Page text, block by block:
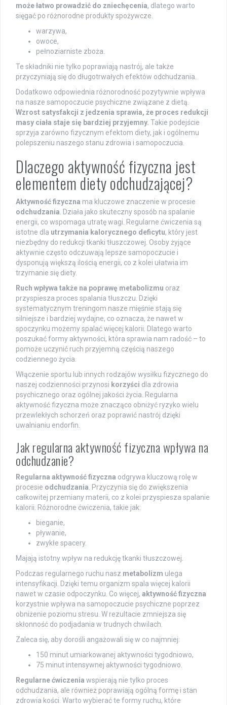
może łatwo prowadzić do zniechęcenia, dlatego warto
sięgać po różnorodne produkty spożywcze.
warzywa,
owoce,
pełnoziarniste zboża.
Te składniki nie tylko poprawiają nastrój, ale także
przyczyniają się do długotrwałych efektów odchudzania.
Dodatkowo odpowiednia różnorodność pozytywnie wpływa
na nasze samopoczucie psychiczne związane z dietą.
Wzrost satysfakcji z jedzenia sprawia, że proces redukcji
masy ciała staje się bardziej przyjemny. Takie podejście
sprzyja zarówno fizycznym efektom diety, jak i ogólnemu
polepszeniu naszego stanu zdrowia i samopoczucia.
Dlaczego aktywność fizyczna jest
elementem diety odchudzającej?
Aktywność fizyczna ma kluczowe znaczenie w procesie
odchudzania . Działa jako skuteczny sposób na spalanie
energii, co wspomaga utratę wagi. Regularne ćwiczenia są
istotne dla utrzymania kalorycznego deficytu, który jest
niezbędny do redukcji tkanki tłuszczowej. Osoby żyjące
aktywnie często odczuwają lepsze samopoczucie i
dysponują większą ilością energii, co z kolei ułatwia im
trzymanie się diety.
Ruch wpływa także na poprawę metabolizmu oraz
przyspiesza proces spalania tłuszczu. Dzięki
systematycznym treningom nasze mięśnie stają się
silniejsze i bardziej wydajne, co oznacza, że nawet w
spoczynku możemy spalać więcej kalorii. Dlatego warto
poszukać formy aktywności, która sprawia nam radość – to
pomoże uczynić ruch przyjemną częścią naszego
codziennego życia.
Włączenie sportu lub innych rodzajów wysiłku fizycznego do
naszej codzienności przynosi korzyści dla zdrowia
psychicznego oraz ogólnej jakości życia. Regularna
aktywność fizyczna może znacząco obniżyć ryzyko wielu
przewlekłych schorzeń oraz poprawić nastrój dzięki
uwalnianiu endorfin.
Jak regularna aktywność fizyczna wpływa na
odchudzanie?
Regularna aktywność fizyczna odgrywa kluczową rolę w
procesie odchudzania . Przyczynia się do zwiększenia
całkowitej przemiany materii, co z kolei przyspiesza spalanie
kalorii. Różnorodne ćwiczenia, takie jak:
bieganie,
pływanie,
zwykłe spacery.
Majają istotny wpływ na redukcję tkanki tłuszczowej.
Podczas regularnego ruchu nasz metabolizm ulega
intensyfikacji. Dzięki temu organizm spala więcej kalorii
nawet w czasie odpoczynku. Co więcej, aktywność fizyczna
korzystnie wpływa na samopoczucie psychiczne poprzez
obniżenie poziomu stresu. W rezultacie zmniejsza się
skłonność do podjadania w trudnych chwilach.
Zaleca się, aby dorośli angażowali się w co najmniej:
150 minut umiarkowanej aktywności tygodniowo,
75 minut intensywnej aktywności tygodniowo.
Regularne ćwiczenia wspierają nie tylko proces
odchudzania, ale również poprawiają ogólną formę i stan
zdrowia kości. Warto wybierać te formy ruchu, które